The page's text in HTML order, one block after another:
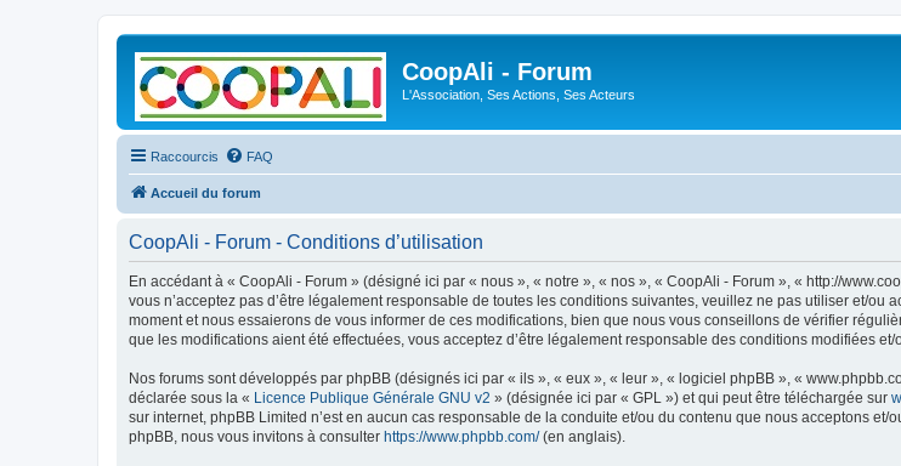
CoopAli - Forum
L'Association, Ses Actions, Ses Acteurs
Raccourcis FAQ
Accueil du forum
CoopAli - Forum - Conditions d’utilisation
En accédant à « CoopAli - Forum » (désigné ici par « nous », « notre », « nos », « CoopAli - Forum », « http://
vous n’acceptez pas d’être légalement responsable de toutes les conditions suivantes, veuillez ne pas utiliser et/ou
moment et nous essaierons de vous informer de ces modifications, bien que nous vous conseillons de vérifier
que les modifications aient été effectuées, vous acceptez d’être légalement responsable des conditions modifiées et/
Nos forums sont développés par phpBB (désignés ici par « ils », « eux », « leur », « logiciel phpBB », «
déclarée sous la « Licence Publique Générale GNU v2 » (désignée ici par « GPL ») et qui peut être téléchargée sur
sur internet, phpBB Limited n’est en aucun cas responsable de la conduite et/ou du contenu que nous acceptons
phpBB, nous vous invitons à consulter https://www.phpbb.com/(en anglais).